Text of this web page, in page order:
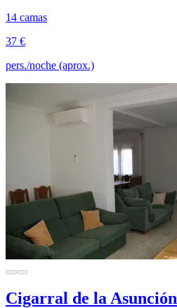
14 camas
37 €
pers./noche (aprox.)
Cigarral de la Asunción